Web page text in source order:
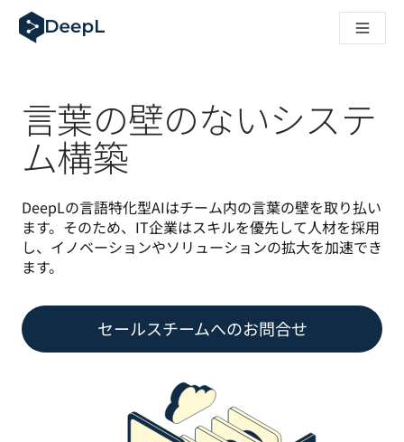
AIエージェント向けDeepL
DeepL Translation Flow：主要なユースケースや連携機能
エンタープライズ向け言語AIの信頼性を読み解く
DeepLにおける翻訳品質評価の構築方法
高品質なテキスト翻訳からリアルタイム音声翻訳までを支
言葉の壁のないシステ
ム構築
DeepLの言語特化型AIはチーム内の言葉の壁を取り払い
ます。そのため、IT企業はスキルを優先して人材を採用
し、イノベーションやソリューションの拡大を加速でき
ます。
セールスチームへのお問合せ